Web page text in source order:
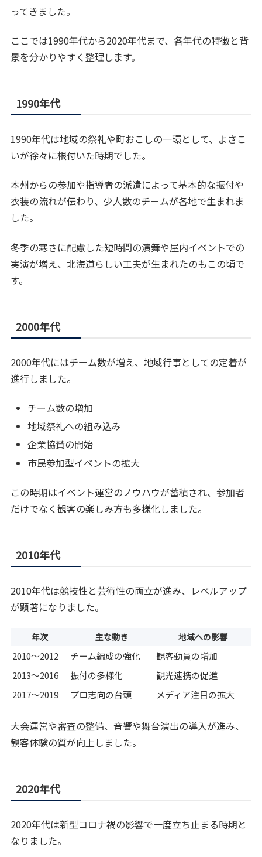
ってきました。
ここでは1990年代から2020年代まで、各年代の特徴と背
景を分かりやすく整理します。
1990年代
1990年代は地域の祭礼や町おこしの一環として、よさこ
いが徐々に根付いた時期でした。
本州からの参加や指導者の派遣によって基本的な振付や
衣装の流れが伝わり、少人数のチームが各地で生まれま
した。
冬季の寒さに配慮した短時間の演舞や屋内イベントでの
実演が増え、北海道らしい工夫が生まれたのもこの頃で
す。
2000年代
2000年代にはチーム数が増え、地域行事としての定着が
進行しました。
チーム数の増加
地域祭礼への組み込み
企業協賛の開始
市民参加型イベントの拡大
この時期はイベント運営のノウハウが蓄積され、参加者
だけでなく観客の楽しみ方も多様化しました。
2010年代
2010年代は競技性と芸術性の両立が進み、レベルアップ
が顕著になりました。
年次 主な動き 地域への影響
2010〜2012 チーム編成の強化
観客動員の増加
2013〜2016
振付の多様化
観光連携の促進
2017〜2019
プロ志向の台頭 メディア注目の拡大
大会運営や審査の整備、音響や舞台演出の導入が進み、
観客体験の質が向上しました。
2020年代
2020年代は新型コロナ禍の影響で一度立ち止まる時期と
なりました。